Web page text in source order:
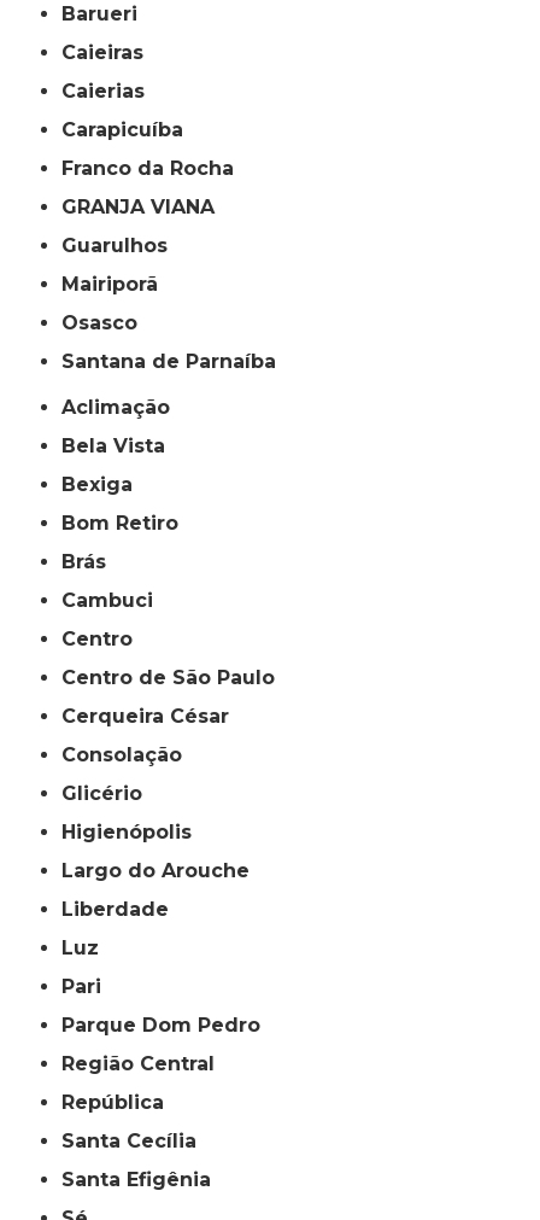
Barueri
Caieiras
Caierias
Carapicuíba
Franco da Rocha
GRANJA VIANA
Guarulhos
Mairiporã
Osasco
Santana de Parnaíba
Aclimação
Bela Vista
Bexiga
Bom Retiro
Brás
Cambuci
Centro
Centro de São Paulo
Cerqueira César
Consolação
Glicério
Higienópolis
Largo do Arouche
Liberdade
Luz
Pari
Parque Dom Pedro
Região Central
República
Santa Cecília
Santa Efigênia